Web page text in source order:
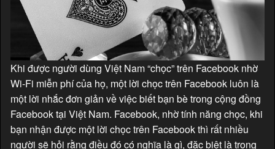
Khi được người dùng Việt Nam “chọc” trên Facebook nhờ
Wi-Fi miễn phí của họ, một lời chọc trên Facebook luôn là
một lời nhắc đơn giản về việc biết bạn bè trong cộng đồng
Facebook tại Việt Nam. Facebook, nhờ tính năng chọc, khi
bạn nhận được một lời chọc trên Facebook thì rất nhiều
người sẽ hỏi rằng điều đó có nghĩa là gì, đặc biệt là trong